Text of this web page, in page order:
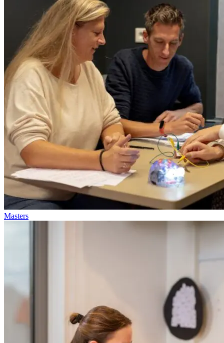
Masters